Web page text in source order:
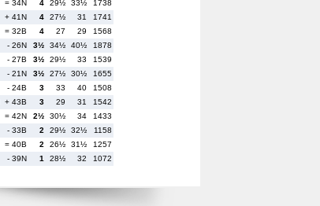
= 34N 4 29½ 33½
1738
+ 41N 4 27½ 31
1741
= 32B 4 27 29
1568
- 26N 3½ 34½ 40½
1878
- 27B 3½ 29½ 33
1539
- 21N 3½ 27½ 30½
1655
- 24B 3 33 40
1508
+ 43B 3 29 31
1542
= 42N 2½ 30½ 34
1433
- 33B 2 29½ 32½
1158
= 40B 2 26½ 31½
1257
- 39N 1 28½ 32 1072